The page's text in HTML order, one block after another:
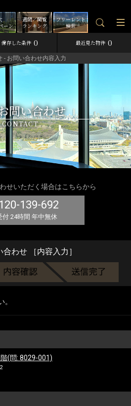
フリーレント
検索
週間／閲覧
ランキング
ーン
保存した条件 0 最近見た物件 0
- お問い合わせ内容入力
問い合わせ
CONTACT
せいただく場合はこちらから
139-692
付 24時間 年中無休
わせ ［内容入力］
。
(問: 8029-001)
2